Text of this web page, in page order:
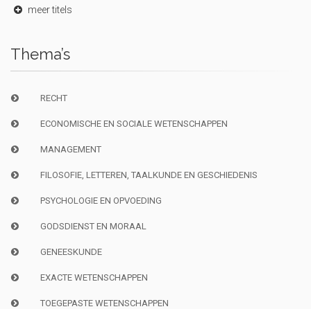
meer titels
Thema’s
RECHT
ECONOMISCHE EN SOCIALE WETENSCHAPPEN
MANAGEMENT
FILOSOFIE, LETTEREN, TAALKUNDE EN GESCHIEDENIS
PSYCHOLOGIE EN OPVOEDING
GODSDIENST EN MORAAL
GENEESKUNDE
EXACTE WETENSCHAPPEN
TOEGEPASTE WETENSCHAPPEN